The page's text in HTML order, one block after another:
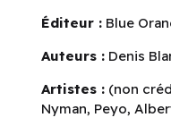
Éditeur :Blue
Auteurs :Denis
Artistes :(non
Nyman, Peyo,